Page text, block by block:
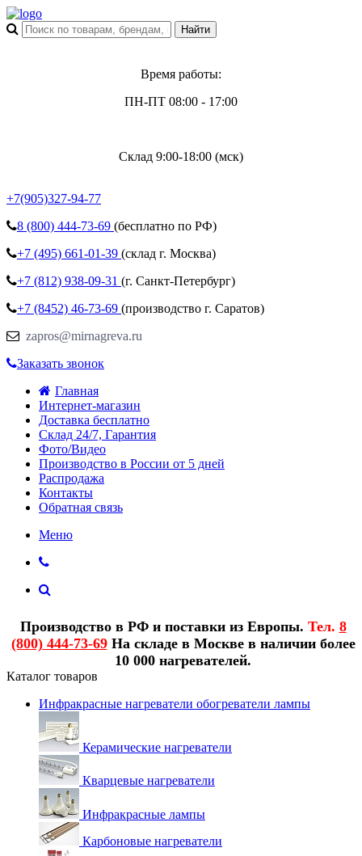
Время работы:
ПН-ПТ 08:00 - 17:00
Склад 9:00-18:00 (мск)
+7(905)327-94-77
8 (800) 444-73-69 (бесплатно по РФ)
+7 (495) 661-01-39 (склад г. Москва)
+7 (812) 938-09-31 (г. Санкт-Петербург)
+7 (8452) 46-73-69 (производство г. Саратов)
zapros@mirnagreva.ru
Заказать звонок
Главная
Интернет-магазин
Доставка бесплатно
Склад 24/7, Гарантия
Фото/Видео
Производство в России от 5 дней
Распродажа
Контакты
Обратная связь
Меню
Производство в РФ и поставки из Европы. Тел. 8
(800) 444-73-69На складе в Москве в наличии более
10 000 нагревателей.
Каталог товаров
Инфракрасные нагреватели обогреватели лампы
Керамические нагреватели
Кварцевые нагреватели
Инфракрасные лампы
Карбоновые нагреватели